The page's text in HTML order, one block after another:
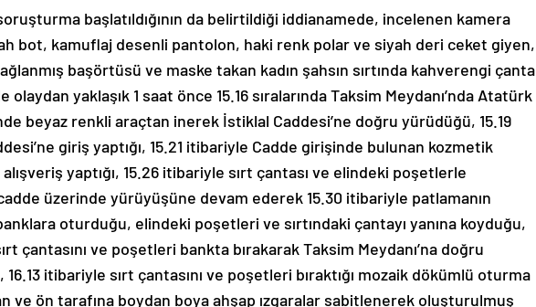
başlatıldığının da belirtildiği iddianamede, incelenen kamera
bot, kamuflaj desenli pantolon, haki renk polar ve siyah deri ceket giyen,
başörtüsü ve maske takan kadın şahsın sırtında kahverengi çanta
yaklaşık 1 saat önce 15.16 sıralarında Taksim Meydanı’nda Atatürk
beyaz renkli araçtan inerek İstiklal Caddesi’ne doğru yürüdüğü, 15.19
giriş yaptığı, 15.21 itibariyle Cadde girişinde bulunan kozmetik
yaptığı, 15.26 itibariyle sırt çantası ve elindeki poşetlerle
cadde üzerinde yürüyüşüne devam ederek 15.30 itibariyle patlamanın
oturduğu, elindeki poşetleri ve sırtındaki çantayı yanına koyduğu,
çantasını ve poşetleri bankta bırakarak Taksim Meydanı’na doğru
16.13 itibariyle sırt çantasını ve poşetleri bıraktığı mozaik dökümlü oturma
ve ön tarafına boydan boya ahşap ızgaralar sabitlenerek oluşturulmuş